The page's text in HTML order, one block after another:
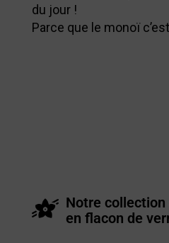
du jour !
Parce que le monoï
Notre
en flacon de